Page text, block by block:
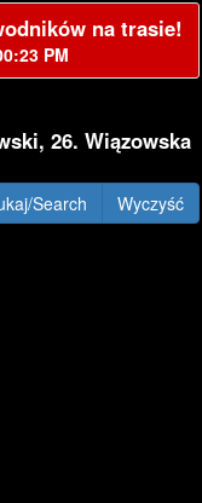
na trasie!
PM
26. Wiązowska
Search